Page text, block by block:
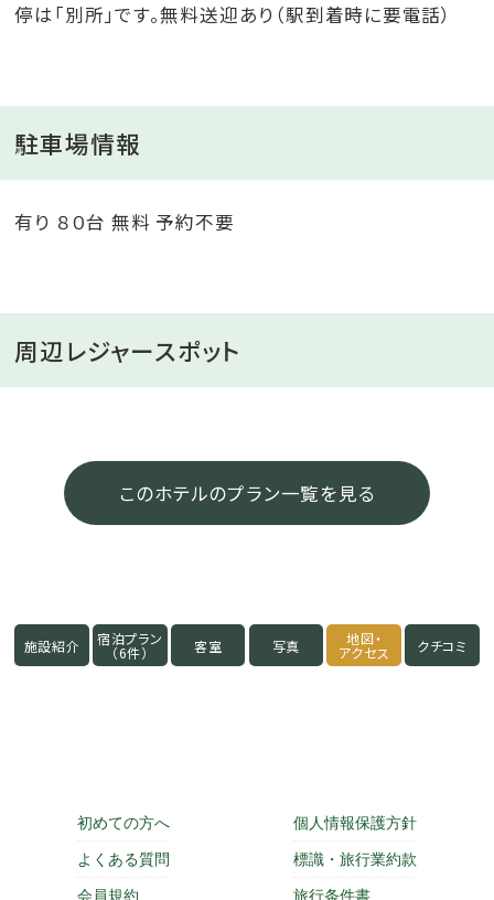
停は「別所」です。無料送迎あり（駅到着時に要電話）
駐車場情報
有り ８０台 無料 予約不要
周辺レジャースポット
このホテルのプラン一覧を見る
施設紹介 宿泊プラン
（6件） 客室 写真 地図・
アクセス クチコミ
初めての方へ
よくある質問
会員規約
個人情報保護方針
標識・旅行業約款
旅行条件書